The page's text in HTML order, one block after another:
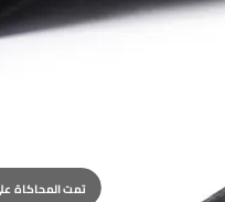
تمت المحاكاة